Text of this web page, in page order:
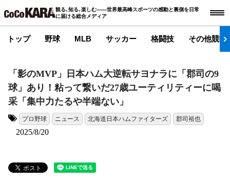
観る､知る､楽しむ――世界最高峰スポーツの感動と裏側を日常
に届ける総合メディア
トップ 野球 MLB サッカー 格闘技 その他競技
「影のMVP」日本ハム大逆転サヨナラに「郡司の9
球」あり！粘って繋いだ27歳ユーティリティーに喝
采「集中力たるや半端ない」
プロ野球 ニュース 北海道日本ハムファイターズ 郡司裕也
2025/8/20